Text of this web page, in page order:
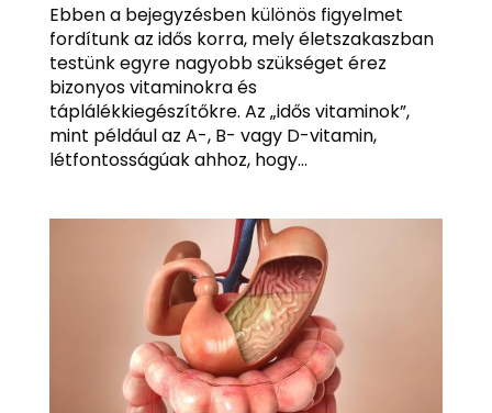
Ebben a bejegyzésben különös figyelmet
fordítunk az idős korra, mely életszakaszban
testünk egyre nagyobb szükséget érez
bizonyos vitaminokra és
táplálékkiegészítőkre. Az „idős vitaminok”,
mint például az A-, B- vagy D-vitamin,
létfontosságúak ahhoz, hogy...